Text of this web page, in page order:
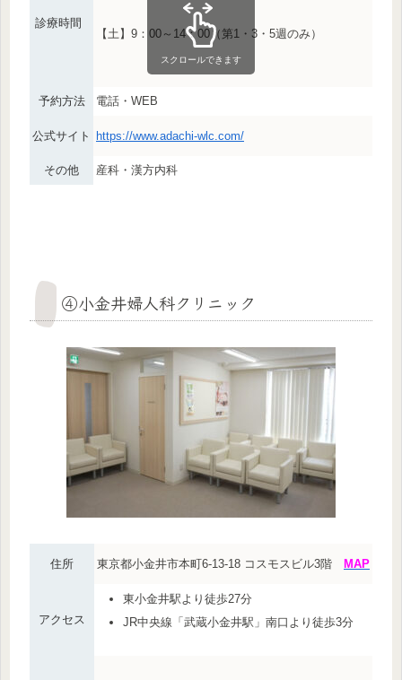
診療時間
【土】9：00～14：00（第1・3・5週のみ）
予約方法 電話・WEB
公式サイト https://www.adachi-wlc.com/
その他 産科・漢方内科
スクロールできます
④小金井婦人科クリニック
住所 東京都小金井市本町6-13-18 コスモスビル3階 MAP
アクセス
東小金井駅より徒歩27分
JR中央線「武蔵小金井駅」南口より徒歩3分